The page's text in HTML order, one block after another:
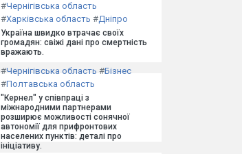
#Чернігівська область
#Харківська область #Дніпро
Україна швидко втрачає своїх
громадян: свіжі дані про смертність
вражають.
#Чернігівська область #Бізнес
#Полтавська область
"Кернел" у співпраці з
міжнародними партнерами
розширює можливості сонячної
автономії для прифронтових
населених пунктів: деталі про
ініціативу.